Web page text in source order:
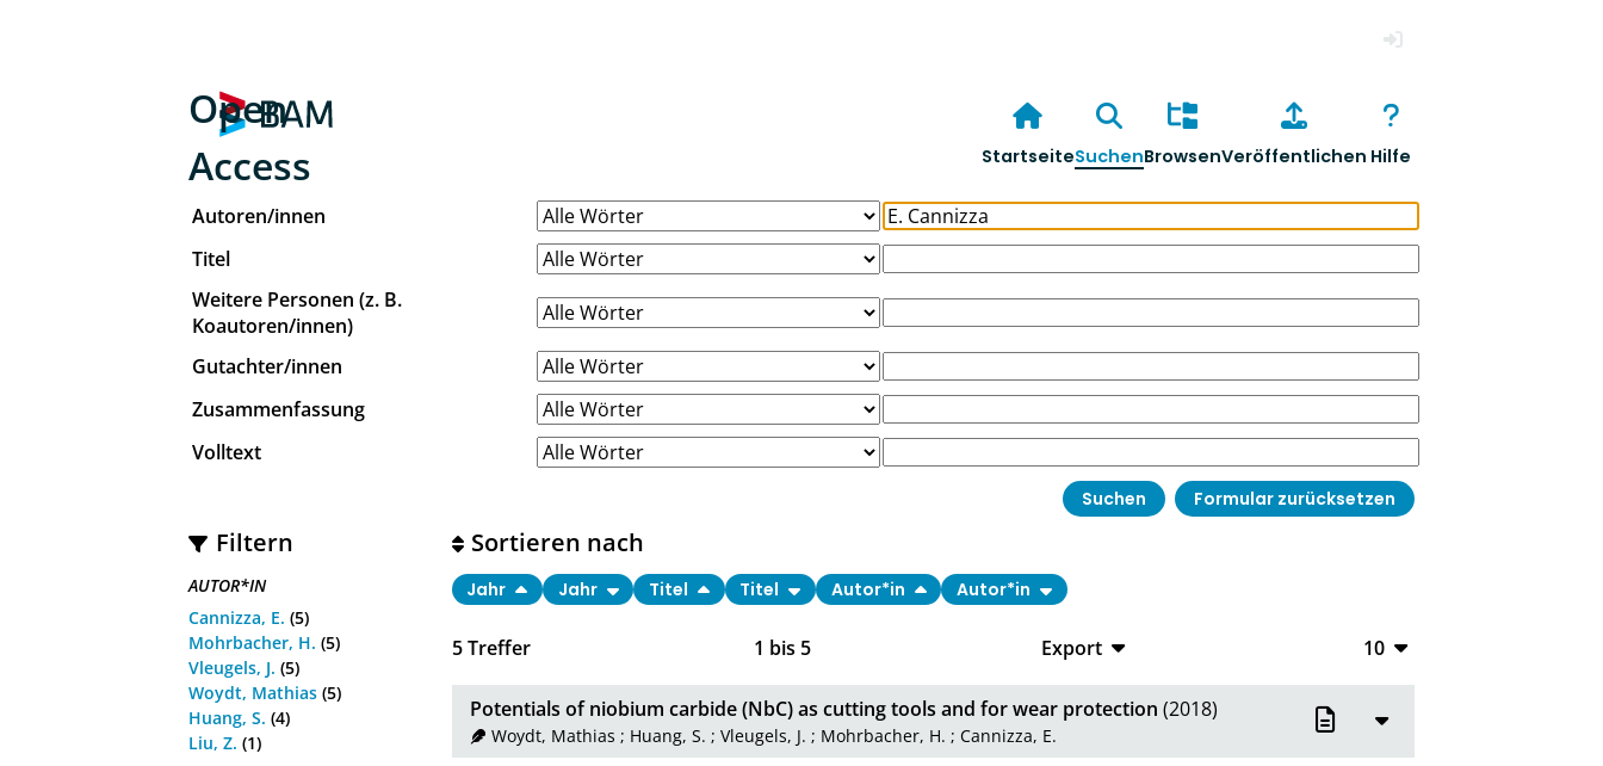
Open
Access
StartseiteSuchenBrowsenVeröffentlichen Hilfe
Autoren/innen
Titel
Weitere Personen (z. B.
Koautoren/innen)
Gutachter/innen
Zusammenfassung
Volltext
Filtern
AUTOR*IN
Cannizza, E. (5)
Mohrbacher, H. (5)
Vleugels, J. (5)
Woydt, Mathias (5)
Huang, S. (4)
Liu, Z. (1)
5Treffer 1 bis 5
Export
CSV
10
10
20
Sortieren nach
Jahr Jahr Titel Titel Autor*in Autor*in
Potentials of niobium carbide (NbC) as cutting tools and for wear protection (2018)
Woydt, Mathias ; Huang, S. ;Vleugels, J. ; Mohrbacher, H. ;Cannizza, E.